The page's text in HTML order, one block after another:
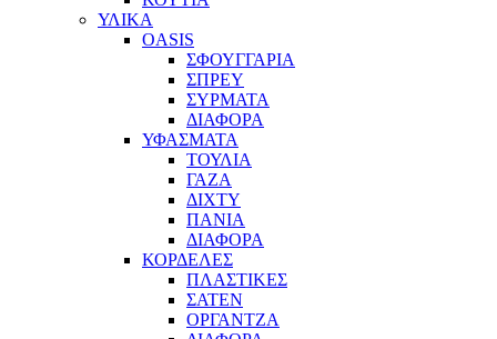
ΥΛΙΚΑ
OASIS
ΣΦΟΥΓΓΑΡΙΑ
ΣΠΡΕΥ
ΣΥΡΜΑΤΑ
ΔΙΑΦΟΡΑ
ΥΦΑΣΜΑΤΑ
ΤΟΥΛΙΑ
ΓΑΖΑ
ΔΙΧΤΥ
ΠΑΝΙΑ
ΔΙΑΦΟΡΑ
ΚΟΡΔΕΛΕΣ
ΠΛΑΣΤΙΚΕΣ
ΣΑΤΕΝ
ΟΡΓΑΝΤΖΑ